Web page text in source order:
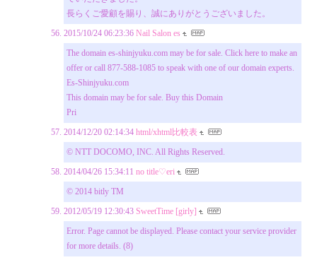
長らくご愛顧を賜り、誠にありがとうございました。
2015/10/24 06:23:36 Nail Salon es
The domain es-shinjyuku.com may be for sale. Click here to make an
offer or call 877-588-1085 to speak with one of our domain experts.
Es-Shinjyuku.com
This domain may be for sale. Buy this Domain
Pri
2014/12/20 02:14:34 html/xhtml比較表
© NTT DOCOMO, INC. All Rights Reserved.
2014/04/26 15:34:11 no title♡eri
© 2014 bitly TM
2012/05/19 12:30:43 SweetTime [girly]
Error. Page cannot be displayed. Please contact your service provider
for more details. (8)